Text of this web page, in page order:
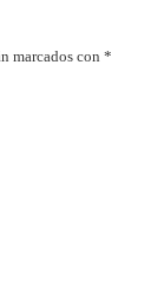
marcados con *